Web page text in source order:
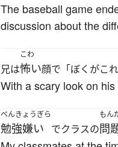
The baseball game
discussion about the
兄は
こわ
怖い顔で「ぼくがこ
With a scary look on
べんきょうぎら
勉強嫌い でクラスの
もん
問